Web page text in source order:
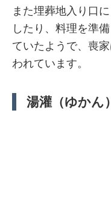
また埋葬地入り口
したり、料理を準
ていたようで、喪
われています。
湯灌（ゆかん）